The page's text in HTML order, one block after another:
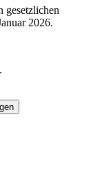
gesetzlichen
2026.